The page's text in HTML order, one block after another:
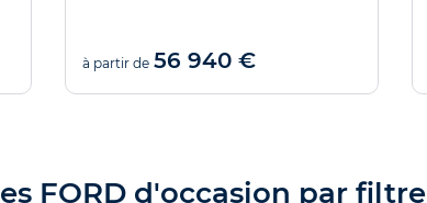
à partir de 56 940 €
FORD d'occasion par filtre